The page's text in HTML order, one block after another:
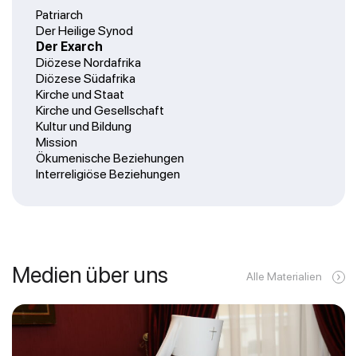
Patriarch
Der Heilige Synod
Der Exarch
Diözese Nordafrika
Diözese Südafrika
Kirche und Staat
Kirche und Gesellschaft
Kultur und Bildung
Mission
Ökumenische Beziehungen
Interreligiöse Beziehungen
Medien über uns Alle Materialien